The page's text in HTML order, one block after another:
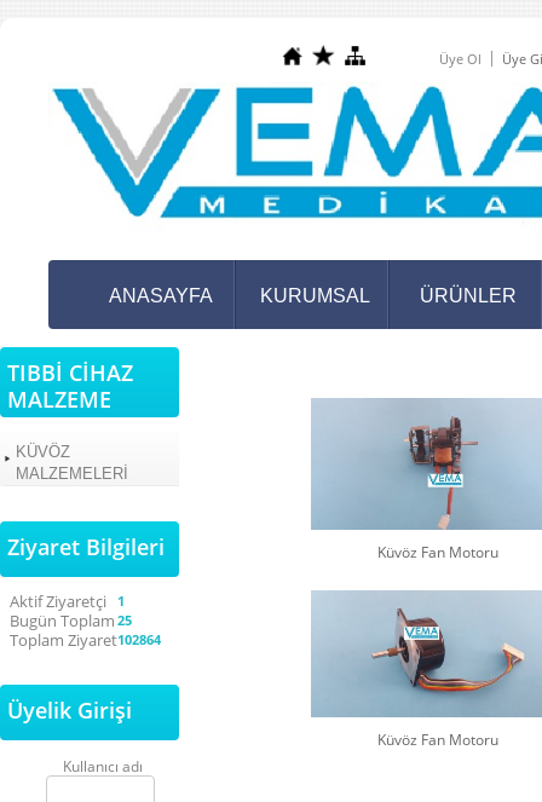
Üye Ol Üye
ANASAYFA KURUMSAL ÜRÜNLER
TIBBİ CİHAZ
MALZEME
KÜVÖZ
MALZEMELERİ
Ziyaret Bilgileri
Aktif Ziyaretçi 1
Bugün Toplam 25
Toplam Ziyaret102864
Üyelik Girişi
Kullanıcı adı
Küvöz Fan Motoru
Küvöz Fan Motoru